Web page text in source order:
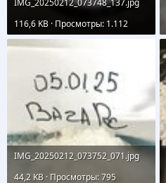
IMG_20250212_073748_137.jpg
116,6 KB · Просмотры: 1.112
IMG_20250212_073752_071.jpg
44,2 KB · Просмотры: 795